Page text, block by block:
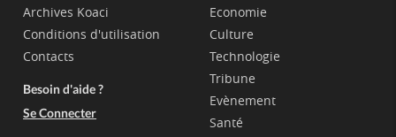
Archives Koaci
Conditions d'utilisation
Contacts
Besoin d'aide ?
Se Connecter
Economie
Culture
Technologie
Tribune
Evènement
Santé